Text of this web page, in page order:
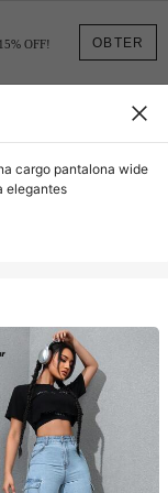
OBTER
OFF!
elegantes